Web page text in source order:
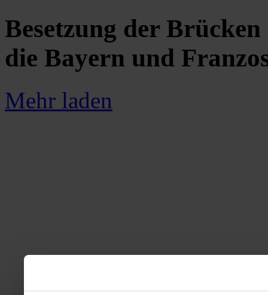
Besetzung der
die Bayern und
Mehr laden